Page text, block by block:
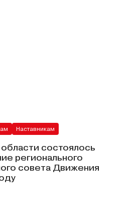
Наставникам
состоялось
регионального
совета Движения